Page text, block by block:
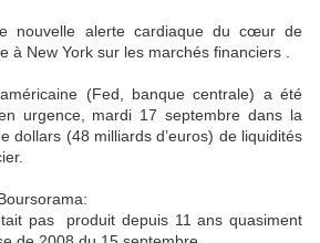
nouvelle alerte cardiaque du cœur de
à New York sur les marchés financiers .
(Fed, banque centrale) a été
urgence, mardi 17 septembre dans la
dollars (48 milliards d’euros) de liquidités
pas produit depuis 11 ans quasiment